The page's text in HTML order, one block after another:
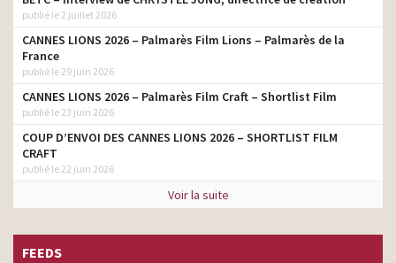
change tout !
Krys – « Les Apartés »
agence
Citroen – DS3 – Slap
Citroen – C4 Monster
agence
Citroen – TechnoDays
agence
Citroën – Equipe de
France
Citroen – C4 Aircross
agence
Citroen – DS4 Just Mat –
Les Crétois
publié le 2 juillet 2026
CANNES LIONS 2026 – Palmarès Film Lions – Palmarès de la
France
publié le 29 juin 2026
CANNES LIONS 2026 – Palmarès Film Craft – Shortlist Film
publié le 23 juin 2026
COUP D’ENVOI DES CANNES LIONS 2026 – SHORTLIST FILM
CRAFT
publié le 22 juin 2026
Voir la suite
FEEDS